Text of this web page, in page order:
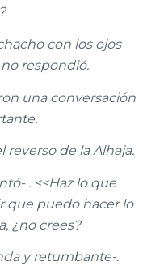
con los ojos
respondió.
una conversación
reverso de la Alhaja.
. <<Haz lo que
que puedo hacer lo
¿no crees?
y retumbante-.